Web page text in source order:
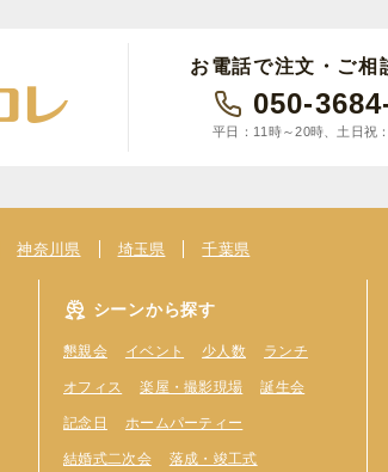
お電話で注文・ご相
050-
平日：11時～20時、土日祝
神奈川県 埼玉県 千葉県
シーンから探す
懇親会 イベント 少人数 ランチ
オフィス 楽屋・撮影現場 誕生会
記念日 ホームパーティー
結婚式二次会 落成・竣工式